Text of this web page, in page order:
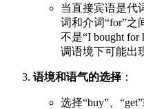
当直接宾语是代
词和介词“for”之
不是“I bought for
调语境下可能出
语境和语气的选择 ：
选择“buy”、